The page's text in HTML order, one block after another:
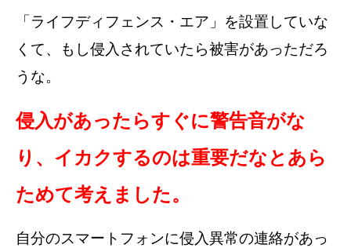
「ライフディフェンス・エア」を設置していな
くて、もし侵入されていたら被害があっただろ
うな。
侵入があったらすぐに警告音がな
り、イカクするのは重要だなとあら
ためて考えました。
自分のスマートフォンに侵入異常の連絡があっ